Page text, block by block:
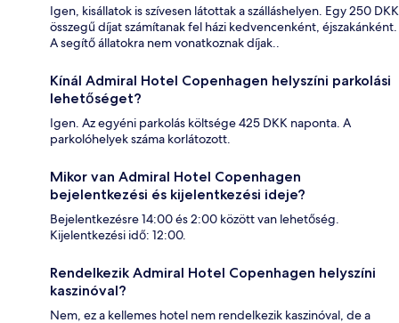
Igen, kisállatok is szívesen látottak a szálláshelyen. Egy 250 DKK
összegű díjat számítanak fel házi kedvencenként, éjszakánként.
A segítő állatokra nem vonatkoznak díjak..
Kínál Admiral Hotel Copenhagen helyszíni parkolási
lehetőséget?
Igen. Az egyéni parkolás költsége 425 DKK naponta. A
parkolóhelyek száma korlátozott.
Mikor van Admiral Hotel Copenhagen
bejelentkezési és kijelentkezési ideje?
Bejelentkezésre 14:00 és 2:00 között van lehetőség.
Kijelentkezési idő: 12:00.
Rendelkezik Admiral Hotel Copenhagen helyszíni
kaszinóval?
Nem, ez a kellemes hotel nem rendelkezik kaszinóval, de a